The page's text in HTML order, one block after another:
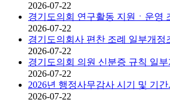
2026-07-22
경기도의회 연구활동 지원ㆍ운영
2026-07-22
경기도의회사 편찬 조례 일부개정
2026-07-22
경기도의회 의원 신분증 규칙 일부
2026-07-22
2026년 행정사무감사 시기 및 기간
2026-07-22